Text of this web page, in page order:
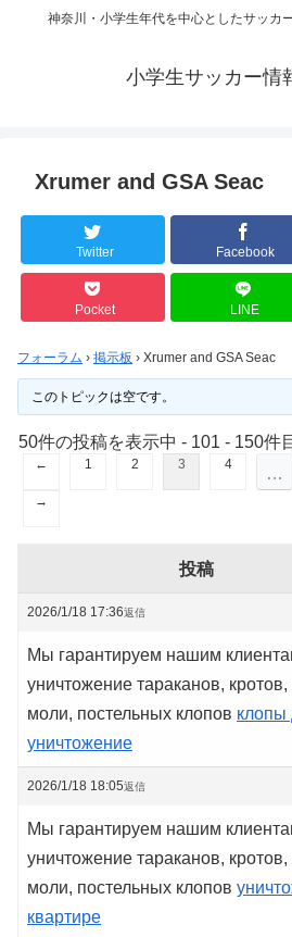
神奈川・小学生年代を中心としたサッカ
小学生サッカー情
Xrumer and GSA Seac
Twitter Facebook
Pocket LINE
フォーラム › 掲示板 › Xrumer and GSA Seac
このトピックは空です。
50件の投稿を表示中 - 101 - 150件
← 1 2 3 4 …
→
投稿
2026/1/18 17:36返信
Мы гарантируем нашим
уничтожение тараканов,
моли, постельных клопов
уничтожение
2026/1/18 18:05返信
Мы гарантируем нашим
уничтожение тараканов,
моли, постельных клопов
квартире